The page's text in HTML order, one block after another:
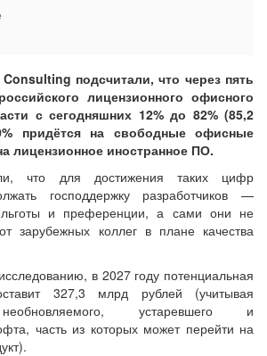
подсчитали, что через пять
лицензионного офисного
с сегодняшних 12% до 82% (85,2
придётся на свободные офисные
лицензионное иностранное ПО.
что для достижения таких цифр
господдержку разработчиков —
льготы и преференции, а сами они не
зарубежных коллег в плане качества
в 2027 году потенциальная
327,3 млрд рублей (учитывая
устаревшего и
часть из которых может перейти на